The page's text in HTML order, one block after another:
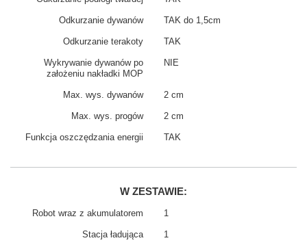
Odkurzanie dywanów TAK do 1,5cm
Odkurzanie terakoty TAK
Wykrywanie dywanów po
założeniu nakładki MOP
NIE
Max. wys. dywanów 2 cm
Max. wys. progów 2 cm
Funkcja oszczędzania energii TAK
W ZESTAWIE:
Robot wraz z akumulatorem 1
Stacja ładująca 1